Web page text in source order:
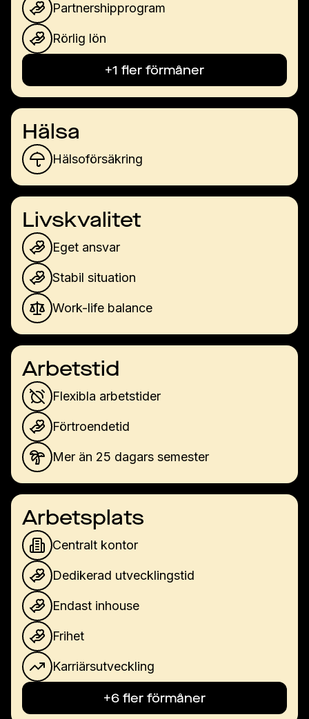
Partnershipprogram
Rörlig lön
+1 fler förmåner
Hälsa
Hälsoförsäkring
Livskvalitet
Eget ansvar
Stabil situation
Work-life balance
Arbetstid
Flexibla arbetstider
Förtroendetid
Mer än 25 dagars semester
Arbetsplats
Centralt kontor
Dedikerad utvecklingstid
Endast inhouse
Frihet
Karriärsutveckling
+6 fler förmåner